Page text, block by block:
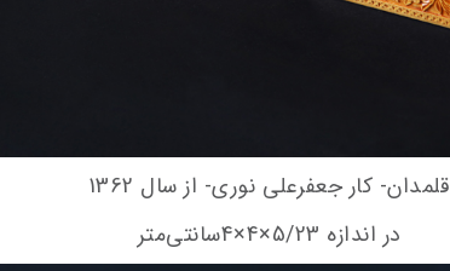
قلمدان- کار جعفرعلی نوری- از سال 1362
در اندازه 5/23×4×4سانتی‌متر